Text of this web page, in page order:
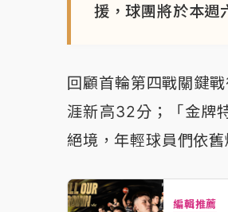
援，球團將於本週
回顧首輪第四戰關鍵
涯新高32分；「金牌
絕境，年輕球員們依
編輯推薦